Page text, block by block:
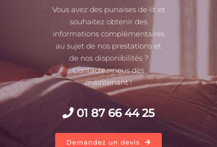
Vous avez des punaises de lit et
souhaitez obtenir des
informations complémentaires
au sujet de nos prestations et
de nos disponibilités ?
Contactez-nous dès
maintenant !
01 87 66 44 25
Demandez un devis